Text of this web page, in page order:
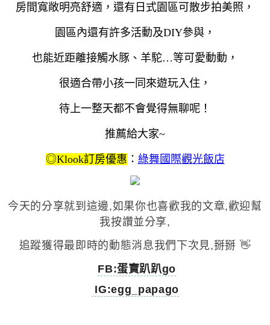
房間寬敞明亮舒適，還有日式園區可散步拍美照，
園區內還有許多活動及DIY參與，
也能近距離接觸水豚、羊駝…等可愛動動，
很適合帶小孩一同來遊玩入住，
待上一整天都不會覺得無聊呢！
推薦給大家~
◎Klook訂房優惠 ： 綠舞國際觀光飯店
今天的分享就到這邊,如果你也喜歡我的文章,歡迎幫
我按讚並分享,
追蹤獲得最即時的動態消息我們下次見,掰掰 👋
FB:蛋寶趴趴go
IG:egg_papago